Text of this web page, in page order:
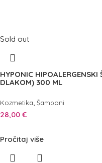
Sold out
HYPONIC
DLAKOM) 300 ML
Kozmetika Šamponi
28,00 €
Pročitaj više